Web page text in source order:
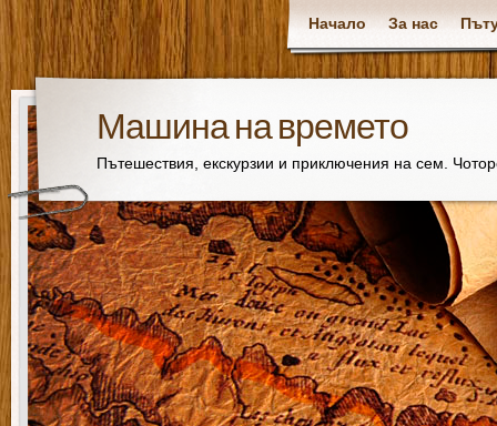
Начало За нас
Машина на времето
Пътешествия, екскурзии и приключения на сем.